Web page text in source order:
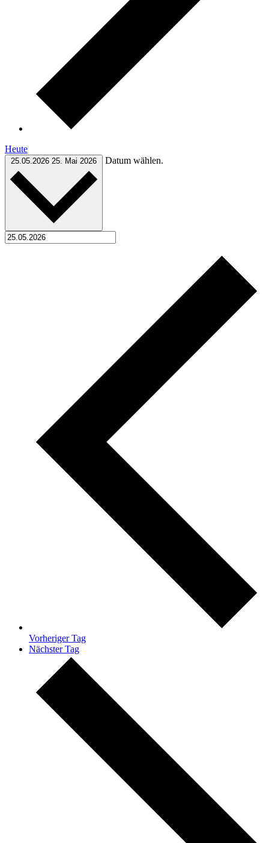
Heute
25.05.2026 25. Mai 2026 Datum wählen.
Vorheriger Tag
Nächster Tag